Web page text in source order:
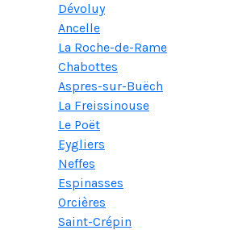
Dévoluy
Ancelle
La Roche-de-Rame
Chabottes
Aspres-sur-Buëch
La Freissinouse
Le Poët
Eygliers
Neffes
Espinasses
Orcières
Saint-Crépin